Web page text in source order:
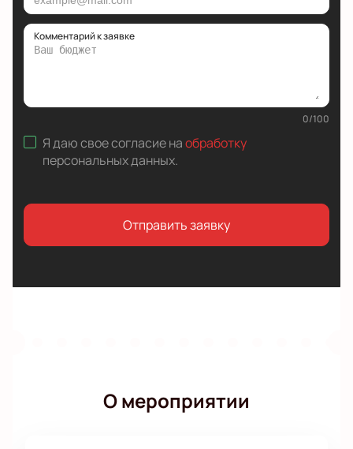
Комментарий к заявке
0/100
Я даю свое согласие наобработку
персональных данных.
Отправить заявку
О мероприятии